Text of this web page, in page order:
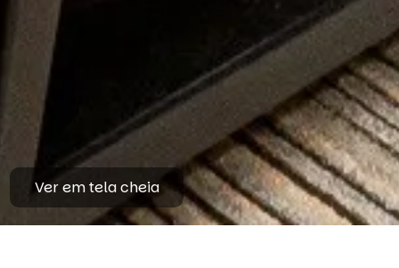
Ver em tela cheia